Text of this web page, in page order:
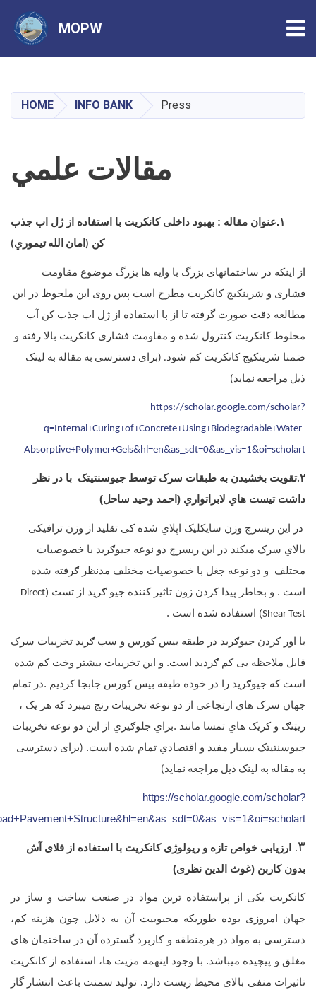
main
content
MOPW
HOME INFO BANK Press
مقالات علمي
۱.عنوان مقاله : بهبود داخلی کانکریت با استفاده از ژل اب جذب
کن (امان الله تیموري)
از اینکه در ساختمانهای بزرگ با وایه ها بزرگ موضوع مقاومت
فشاری و شرینکیج کانکریت مطرح است پس روی این ملحوظ در این
مطالعه دقت صورت گرفته تا از با استفاده از ژل اب جذب کن آب
مخلوط کانکریت کنترول شده و مقاومت فشاری کانکریت بالا رفته و
ضمنا شرینکیج کانکریت کم شود. (برای دسترسی به مقاله به لینک
ذیل مراجعه نماید)
https://scholar.google.com/scholar?
q=Internal+Curing+of+Concrete+Using+Biodegradable+Water-
Absorptive+Polymer+Gels&hl=en&as_sdt=0&as_vis=1&oi=scholart
۲. تقویت بخشیدن به طبقات سرک توسط جیوسنتیتک با در نظر
داشت تیست هاي لابراتواري (احمد وحید ساحل)
در این ریسرچ وزن سایکلیک اپلاي شده کی تقلید از وزن ترافیکی
بالاي سرک میکند در این ریسرچ دو نوعه جیوګرید با خصوصیات
مختلف و دو نوعه جغل با خصوصیات مختلف مدنظر ګرفته شده
است . و بخاطر پیدا کردن زون تاثیر کننده جیو ګرید از تست (Direct
Shear Test) استفاده شده است .
با اور کردن جیوګرید در طبقه بیس کورس و سب ګرید تخریبات سرک
قابل ملاحظه یی کم ګردید است. و این تخریبات بیشتر وخت کم شده
است که جیوګرید را در خوده طبقه بیس کورس جابجا کردیم .در تمام
جهان سرک هاي ارتجاعی از دو نوعه تخریبات رنج میبرد که هر یک ،
ریټنګ و کریک هاي تمسا مانند .براي جلوګیري از این دو نوعه تخریبات
جیوسنتیتک بسیار مفید و اقتصادي تمام شده است. (برای دسترسی
به مقاله به لینک ذیل مراجعه نماید)
https://scholar.google.com/scholar?
۳.
ارزیابی خواص تازه و ریولوژی کانکریت با استفاده از فلای آش
بدون کاربن (غوث الدین نظری)
کانکریت یکی از پراستفاده ترین مواد در صنعت ساخت و ساز در
جهان امروزی بوده طوریکه محبوبیت آن به دلایل چون هزینه کم،
دسترسی به مواد در هرمنطقه و کاربرد گسترده آن در ساختمان های
مغلق و پیچیده میباشد. با وجود اینهمه مزیت ها، استفاده از کانکریت
تاثیرات منفی بالای محیط زیست دارد. تولید سمنت باعث انتشار گاز